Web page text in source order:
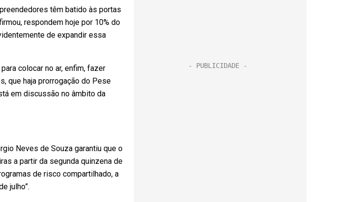
têm batido às portas
respondem hoje por 10% do
de expandir essa
colocar no ar, enfim, fazer
que haja prorrogação do Pese
em discussão no âmbito da
Neves de Souza garantiu que o
a partir da segunda quinzena de
de risco compartilhado, a
julho”.